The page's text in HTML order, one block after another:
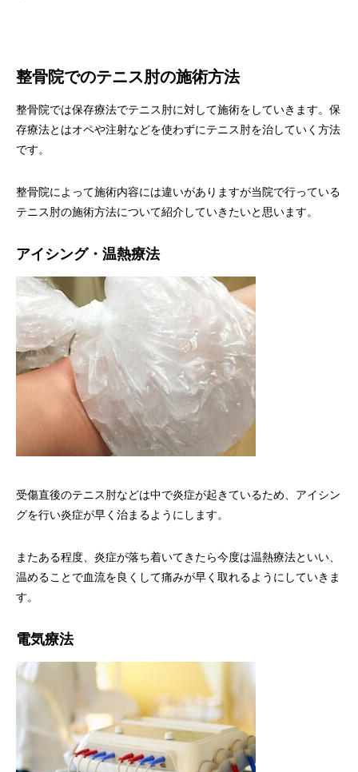
整骨院でのテニス肘の施術方法
整骨院では保存療法でテニス肘に対して施術をしていきます。保
存療法とはオペや注射などを使わずにテニス肘を治していく方法
です。
整骨院によって施術内容には違いがありますが当院で行っている
テニス肘の施術方法について紹介していきたいと思います。
アイシング・温熱療法
受傷直後のテニス肘などは中で炎症が起きているため、アイシン
グを行い炎症が早く治まるようにします。
またある程度、炎症が落ち着いてきたら今度は温熱療法といい、
温めることで血流を良くして痛みが早く取れるようにしていきま
す。
電気療法